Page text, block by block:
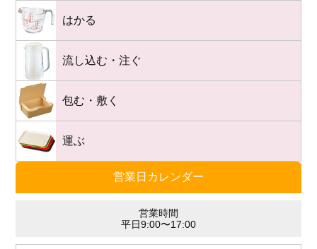
営業日カレンダー
営業時間
平日9:00〜17:00
はかる
流し込む・注ぐ
包む・敷く
運ぶ